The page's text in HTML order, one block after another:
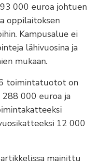
000 euroa johtuen
oppilaitoksen
Kampusalue ei
lähivuosina ja
mukaan.
toimintatuotot on
000 euroa ja
12 000
mainittu